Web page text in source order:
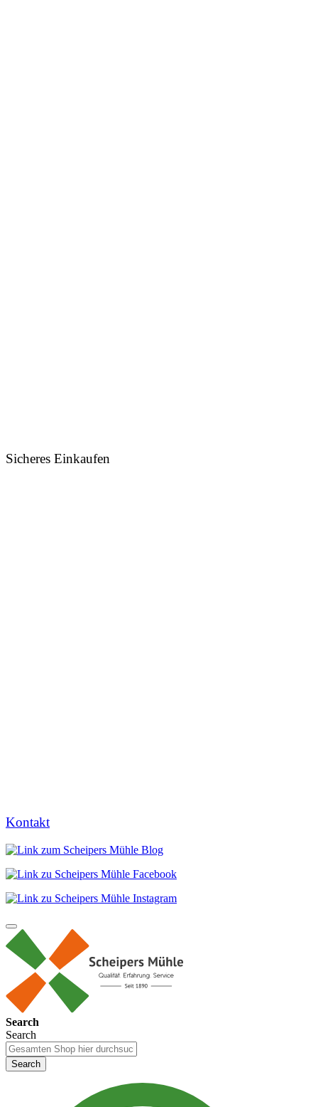
Sicheres Einkaufen
Kontakt
Search
Search
Search